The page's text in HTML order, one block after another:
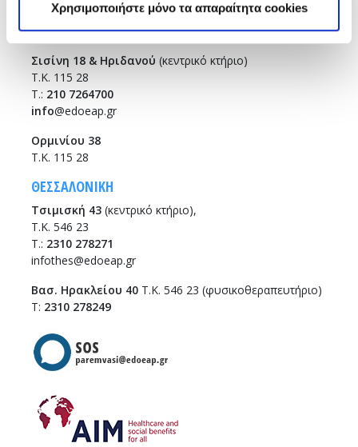
Χρησιμοποιήστε μόνο τα απαραίτητα cookies
ΑΘΗΝΑ
Σισίνη 18 & Ηριδανού (κεντρικό κτήριο)
Τ.Κ. 115 28
T.: 210 7264700
info@edoeap.gr
Ορμινίου 38
Τ.Κ. 115 28
ΘΕΣΣΑΛΟΝΙΚΗ
Τσιμισκή 43 (κεντρικό κτήριο),
Τ.Κ. 546 23
T.: 2310 278271
infothes@edoeap.gr
Βασ. Ηρακλείου 40 Τ.Κ. 546 23 (φυσικοθεραπευτήριο)
Τ: 2310 278249